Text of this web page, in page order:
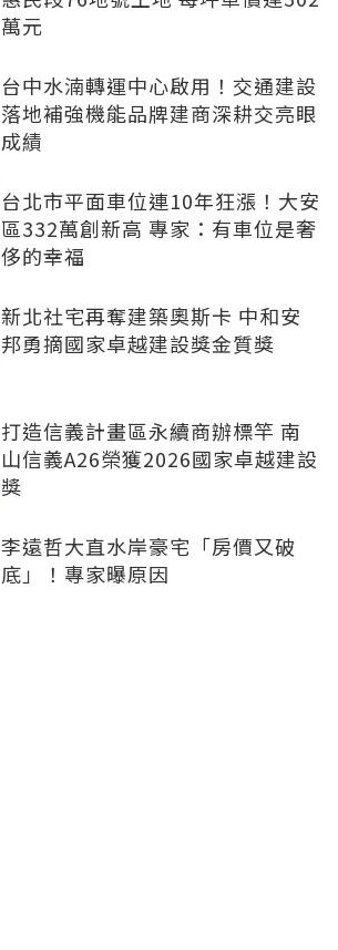
萬元
台中水湳轉運中心啟用！交通建設
落地補強機能品牌建商深耕交亮眼
成績
台北市平面車位連10年狂漲！大安
區332萬創新高 專家：有車位是奢
侈的幸福
新北社宅再奪建築奧斯卡 中和安
邦勇摘國家卓越建設獎金質獎
打造信義計畫區永續商辦標竿 南
山信義A26榮獲2026國家卓越建設
獎
李遠哲大直水岸豪宅「房價又破
底」！專家曝原因